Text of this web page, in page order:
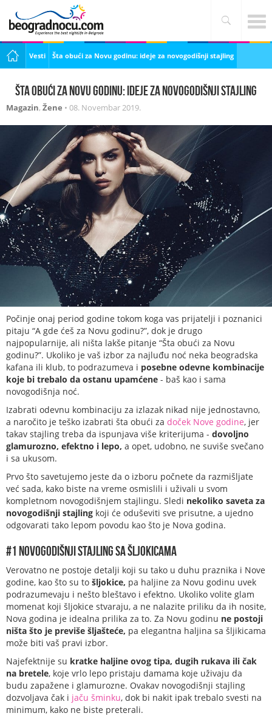
Vesti Šta obući za Novu godinu: ideje za novogodišnji stajling
Šta obući za Novu godinu: ideje za novogodišnji stajling
Magazin, Žene • 08. Novembar 2019.
Počinje onaj period godine tokom koga vas prijatelji i poznanici
pitaju “A gde ćeš za Novu godinu?”, dok je drugo
najpopularnije, ali ništa lakše pitanje “Šta obući za Novu
godinu?”. Ukoliko je vaš izbor za najluđu noć neka beogradska
kafana ili klub, to podrazumeva i posebne odevne kombinacije
koje bi trebalo da ostanu upamćene - baš kao i sama
novogodišnja noć.
Izabrati odevnu kombinaciju za izlazak nikad nije jednostavno,
a naročito je teško izabrati šta obući za doček Nove godine, jer
takav stajling treba da ispunjava više kriterijuma - dovoljno
glamurozno, efektno i lepo, a opet, udobno, ne suviše svečano
i sa ukusom.
Prvo što savetujemo jeste da o izboru počnete da razmišljate
već sada, kako biste na vreme osmislili i uživali u svom
kompletnom novogodišnjem stajlingu. Sledi nekoliko saveta za
novogodišnji stajling koji će oduševiti sve prisutne, a ujedno
odgovarati tako lepom povodu kao što je Nova godina.
#1 Novogodišnji stajling sa šljokicama
Verovatno ne postoje detalji koji su tako u duhu praznika i Nove
godine, kao što su to šljokice, pa haljine za Novu godinu uvek
podrazumevaju i nešto bleštavo i efektno. Ukoliko volite glam
momenat koji šljokice stvaraju, a ne nalazite priliku da ih nosite,
Nova godina je idealna prilika za to. Za Novu godinu ne postoji
ništa što je previše šljašteće, pa elegantna haljina sa šljikicama
može biti vaš pravi izbor.
Najefektnije su kratke haljine ovog tipa, dugih rukava ili čak
na bretele, koje vrlo lepo pristaju damama koje uživaju da
budu zapažene i glamurozne. Ovakav novogodišnji stajling
dozvoljava čak i jaču šminku, dok bi nakit ipak trebalo svesti na
minimum, kako ne biste preterali.